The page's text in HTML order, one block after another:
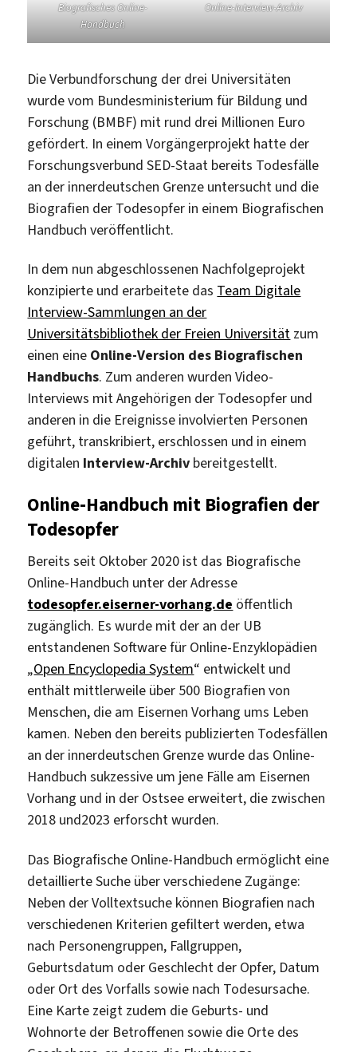
Biografisches Online-
Handbuch
Online-Interview-Archiv
Die Verbundforschung der drei Universitäten
wurde vom Bundesministerium für Bildung und
Forschung (BMBF) mit rund drei Millionen Euro
gefördert. In einem Vorgängerprojekt hatte der
Forschungsverbund SED-Staat bereits Todesfälle
an der innerdeutschen Grenze untersucht und die
Biografien der Todesopfer in einem Biografischen
Handbuch veröffentlicht.
In dem nun abgeschlossenen Nachfolgeprojekt
konzipierte und erarbeitete das Team Digitale
Interview-Sammlungen an der
Universitätsbibliothek der Freien Universität zum
einen eine Online-Version des Biografischen
Handbuchs. Zum anderen wurden Video-
Interviews mit Angehörigen der Todesopfer und
anderen in die Ereignisse involvierten Personen
geführt, transkribiert, erschlossen und in einem
digitalen Interview-Archiv bereitgestellt.
Online-Handbuch mit Biografien der
Todesopfer
Bereits seit Oktober 2020 ist das Biografische
Online-Handbuch unter der Adresse
todesopfer.eiserner-vorhang.de öffentlich
zugänglich. Es wurde mit der an der UB
entstandenen Software für Online-Enzyklopädien
„Open Encyclopedia System“ entwickelt und
enthält mittlerweile über 500 Biografien von
Menschen, die am Eisernen Vorhang ums Leben
kamen. Neben den bereits publizierten Todesfällen
an der innerdeutschen Grenze wurde das Online-
Handbuch sukzessive um jene Fälle am Eisernen
Vorhang und in der Ostsee erweitert, die zwischen
2018 und2023 erforscht wurden.
Das Biografische Online-Handbuch ermöglicht eine
detaillierte Suche über verschiedene Zugänge:
Neben der Volltextsuche können Biografien nach
verschiedenen Kriterien gefiltert werden, etwa
nach Personengruppen, Fallgruppen,
Geburtsdatum oder Geschlecht der Opfer, Datum
oder Ort des Vorfalls sowie nach Todesursache.
Eine Karte zeigt zudem die Geburts- und
Wohnorte der Betroffenen sowie die Orte des